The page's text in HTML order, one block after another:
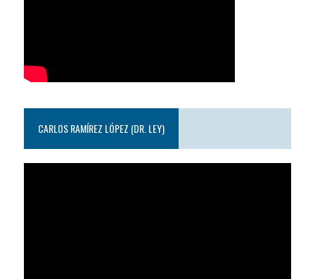
CARLOS RAMÍREZ LÓPEZ (DR. LEY)